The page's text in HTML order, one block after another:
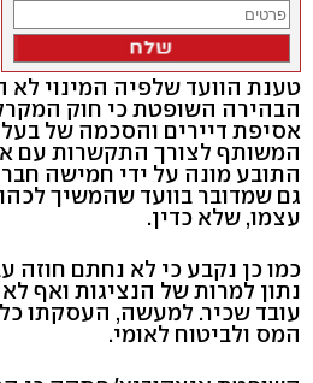
טענת הוועד שלפיה המינוי לא
הבהירה השופטת כי חוק
המשותף לצורך התקשרות עם
התובע מונה על ידי חמישה
גם שמדובר בוועד שהמשיך
עצמו, שלא כדין.
כמו כן נקבע כי לא נחתם חוזה
נתון למרות של הנציגות ואף
עובד שכיר. למעשה, העסקתו
המס ולביטוח לאומי.